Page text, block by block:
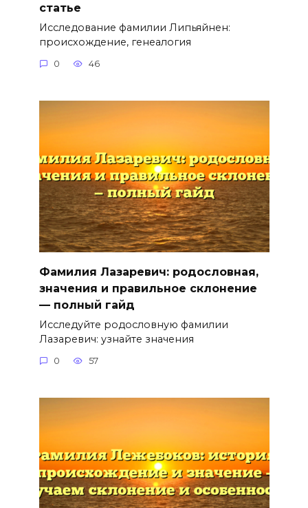
статье
Исследование фамилии Липьяйнен:
происхождение, генеалогия
0 46
Фамилия Лазаревич: родословная,
значения и правильное склонение
— полный гайд
Исследуйте родословную фамилии
Лазаревич: узнайте значения
0 57